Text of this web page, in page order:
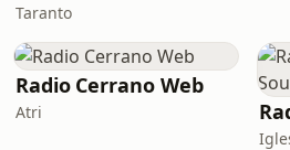
Taranto
Radio Cerrano Web
Atri